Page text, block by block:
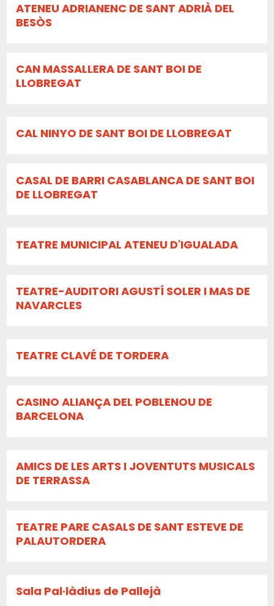
ATENEU ADRIANENC DE SANT ADRIÀ DEL
BESÒS
CAN MASSALLERA DE SANT BOI DE
LLOBREGAT
CAL NINYO DE SANT BOI DE LLOBREGAT
CASAL DE BARRI CASABLANCA DE SANT BOI
DE LLOBREGAT
TEATRE MUNICIPAL ATENEU D'IGUALADA
TEATRE-AUDITORI AGUSTÍ SOLER I MAS DE
NAVARCLES
TEATRE CLAVÉ DE TORDERA
CASINO ALIANÇA DEL POBLENOU DE
BARCELONA
AMICS DE LES ARTS I JOVENTUTS MUSICALS
DE TERRASSA
TEATRE PARE CASALS DE SANT ESTEVE DE
PALAUTORDERA
Sala Pal·làdius de Pallejà